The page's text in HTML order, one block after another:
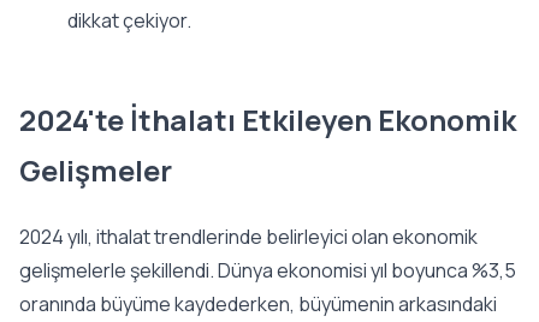
dikkat çekiyor.
2024'te İthalatı Etkileyen Ekonomik
Gelişmeler
2024 yılı, ithalat trendlerinde belirleyici olan ekonomik
gelişmelerle şekillendi. Dünya ekonomisi yıl boyunca %3,5
oranında büyüme kaydederken, büyümenin arkasındaki